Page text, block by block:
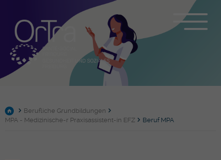
Berufliche Grundbildungen
MPA - Medizinische-r Praxisassistent-in EFZ
Beruf MPA